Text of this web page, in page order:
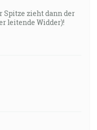
Spitze zieht dann der
leitende Widder)!